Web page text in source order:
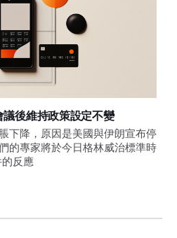
後維持政策設定不變
下降，原因是美國與伊朗宣布停
的專家將於今日格林威治標準時
的反應